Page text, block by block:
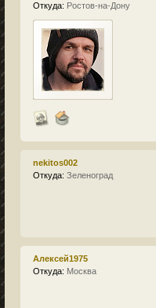
Откуда: Ростов-на-Дону
nekitos002
Откуда: Зеленоград
Алексей1975
Откуда: Москва